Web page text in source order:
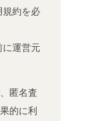
約を必
運営元
匿名査
的に利